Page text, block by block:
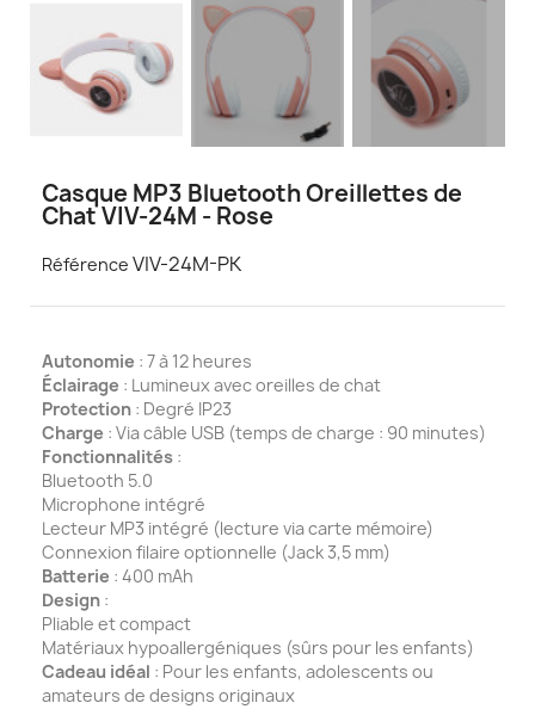
Casque MP3 Bluetooth Oreillettes de
Chat VIV-24M - Rose
Référence VIV-24M-PK
Autonomie : 7 à 12 heures
Éclairage : Lumineux avec oreilles de chat
Protection : Degré IP23
Charge : Via câble USB (temps de charge : 90 minutes)
Fonctionnalités :
Bluetooth 5.0
Microphone intégré
Lecteur MP3 intégré (lecture via carte mémoire)
Connexion filaire optionnelle (Jack 3,5 mm)
Batterie : 400 mAh
Design :
Pliable et compact
Matériaux hypoallergéniques (sûrs pour les enfants)
Cadeau idéal : Pour les enfants, adolescents ou
amateurs de designs originaux